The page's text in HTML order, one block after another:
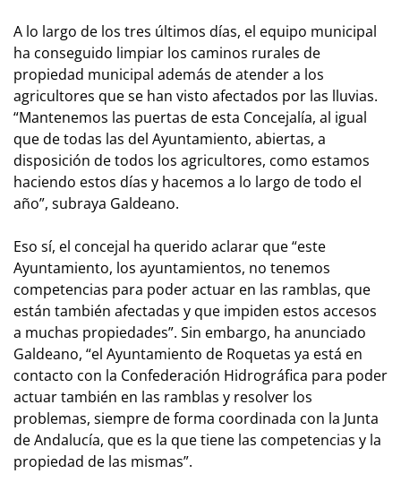
A lo largo de los tres últimos días, el equipo municipal
ha conseguido limpiar los caminos rurales de
propiedad municipal además de atender a los
agricultores que se han visto afectados por las lluvias.
“Mantenemos las puertas de esta Concejalía, al igual
que de todas las del Ayuntamiento, abiertas, a
disposición de todos los agricultores, como estamos
haciendo estos días y hacemos a lo largo de todo el
año”, subraya Galdeano.
Eso sí, el concejal ha querido aclarar que “este
Ayuntamiento, los ayuntamientos, no tenemos
competencias para poder actuar en las ramblas, que
están también afectadas y que impiden estos accesos
a muchas propiedades”. Sin embargo, ha anunciado
Galdeano, “el Ayuntamiento de Roquetas ya está en
contacto con la Confederación Hidrográfica para poder
actuar también en las ramblas y resolver los
problemas, siempre de forma coordinada con la Junta
de Andalucía, que es la que tiene las competencias y la
propiedad de las mismas”.